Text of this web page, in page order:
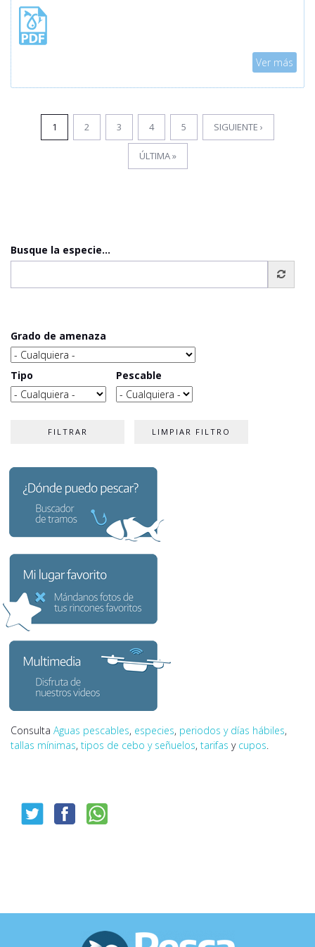
Mostrar
Ver más
1 2 3 4 5 SIGUIENTE ›
ÚLTIMA »
Busque la especie...
Grado de amenaza
Tipo Pescable
Consulta Aguas pescables, especies, periodos y días hábiles,
tallas mínimas, tipos de cebo y señuelos, tarifas y cupos.